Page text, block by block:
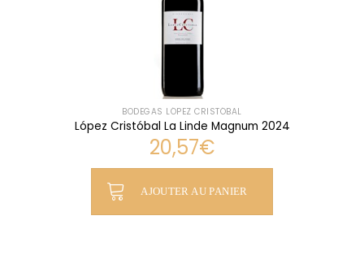
BODEGAS LÓPEZ CRISTÓBAL
López Cristóbal La Linde Magnum 2024
20,57€
AJOUTER AU PANIER